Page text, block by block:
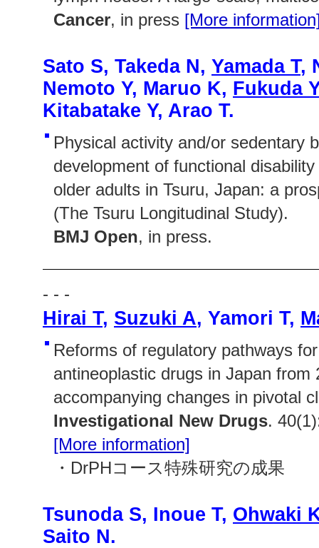
Cancer, in press [More
Sato S, Takeda N, Yamada T,
Nemoto Y, Maruo K, Fukuda Y
Kitabatake Y, Arao T.
Physical activity and/or sedentary
development of functional
older adults in Tsuru, Japan: a
(The Tsuru Longitudinal Study).
BMJ Open, in press.
- - -
Hirai T, Suzuki A, Yamori T,
Reforms of regulatory pathways
antineoplastic drugs in Japan from
accompanying changes in pivotal
Investigational New Drugs.
[More information]
・DrPHコース特殊研究の成果
Tsunoda S, Inoue T, Ohwaki
Saito N.